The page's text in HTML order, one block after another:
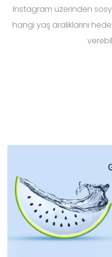
Instagram üzerinden
hangi yaş aralıklarını